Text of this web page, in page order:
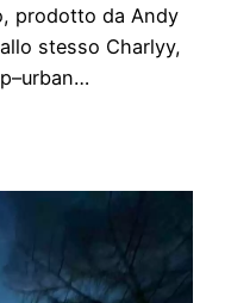
prodotto da Andy
stesso Charlyy,